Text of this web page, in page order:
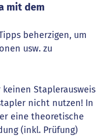
mit dem
beherzigen, um
usw. zu
Staplerausweis
nicht nutzen! In
eine theoretische
(inkl. Prüfung)